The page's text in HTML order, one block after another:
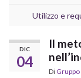
Utilizzo e
DIC
04
Il
Di